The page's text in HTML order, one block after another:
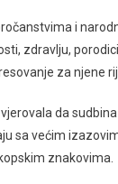
i
zdravlju,
za njene
da sudbina
sa većim
znakovima.